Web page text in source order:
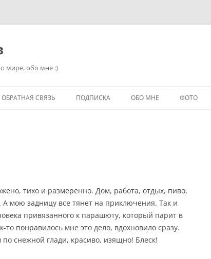
мире, обо мне :)
ОБРАТНАЯ СВЯЗЬ ПОДПИСКА ОБО МНЕ ФОТО
тихо и размеренно. Дом, работа, отдых, пиво,
А мою задницу все тянет на приключения. Так и
привязанного к парашюту, который парит в
то понравилось мне это дело, вдохновило сразу.
снежной глади, красиво, изящно! Блеск!